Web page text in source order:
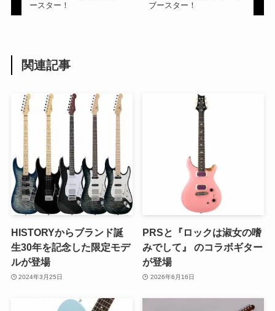
ースター！
ブースター！
関連記事
HISTORYからブランド誕
生30年を記念した限定モデ
ルが登場
2024年3月25日
PRSと『ロックは淑女の嗜
みでして』 のコラボギター
が登場
2026年6月16日